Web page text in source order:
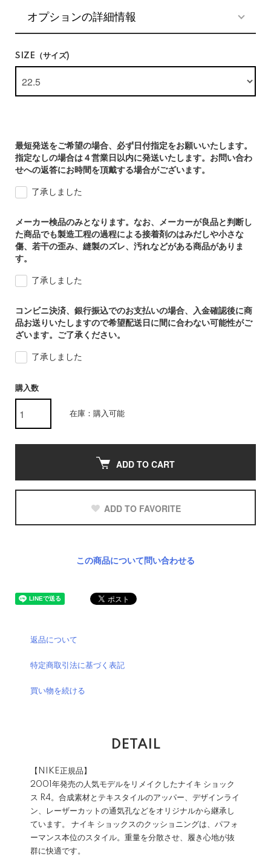
オプションの詳細情報
SIZE（サイズ)
最短発送をご希望の場合、必ず日付指定をお願いいたします。
指定なしの場合は４営業日以内に発送いたします。お問い合わ
せへの返答にお時間を頂戴する場合がございます。
了承しました
メーカー検品のみとなります。なお、メーカーが良品と判断し
た商品でも製造工程の過程による接着剤のはみだしや小さな
傷、若干の歪み、縫製のズレ、汚れなどがある商品がありま
す。
了承しました
コンビニ決済、銀行振込でのお支払いの場合、入金確認後に商
品お送りいたしますので希望配送日に間に合わない可能性がご
ざいます。ご了承ください。
了承しました
購入数
在庫：購入可能
ADD TO CART
ADD TO FAVORITE
この商品について問い合わせる
返品について
特定商取引法に基づく表記
買い物を続ける
DETAIL
【NIKE正規品】
2001年発売の人気モデルをリメイクしたナイキ ショック
ス R4。合成素材とテキスタイルのアッパー、デザインライ
ン、レーザーカットの通気孔などをオリジナルから継承し
ています。 ナイキ ショックスのクッショニングは、パフォ
ーマンス本位のスタイル。重量を分散させ、履き心地が抜
群に快適です。